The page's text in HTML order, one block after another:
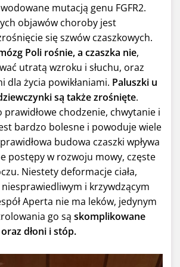
mutacją genu FGFR2.
objawów choroby jest
się szwów czaszkowych.
Poli rośnie, a czaszka nie,
utratą wzroku i słuchu, oraz
dla życia powikłaniami. Paluszki u
są także zrośnięte.
chodzenie, chwytanie i
bardzo bolesne i powoduje wiele
budowa czaszki wpływa
postępy w rozwoju mowy, częste
Niestety deformacje ciała,
i krzywdzącym
Aperta nie ma leków, jedynym
go są skomplikowane
dłoni i stóp.